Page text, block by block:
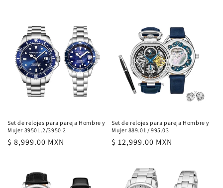
Set de relojes para pareja Hombre y
Mujer 3950L.2/3950.2
Precio
$ 8,999.00 MXN
Set de relojes para pareja Hombre y
Mujer 889.01 / 995.03
Precio
$ 12,999.00 MXN